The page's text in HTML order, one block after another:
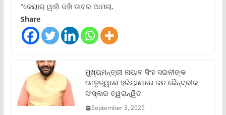
“କେୟାର୍ ୱାହାଁ ଜହାଁ ଡାବର ଆମଲା,
Share
ମୁଖ୍ୟମନ୍ତ୍ରୀ ନାୟାବ ସିଂହ ସଇନୀଙ୍କ
ନେତୃତ୍ୱରେ ହରିୟାଣାରେ ଜନ କୈନ୍ଦ୍ରୀକ
ସଂସ୍କାର ତ୍ୱରାନ୍ୱିତ
September 3, 2025